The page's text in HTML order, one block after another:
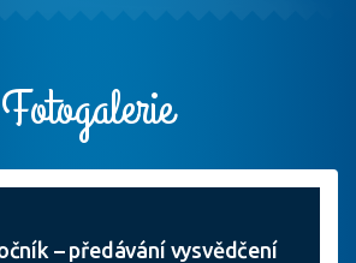
Fotogalerie
– předávání vysvědčení